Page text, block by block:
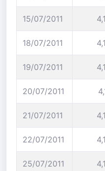
15/07/2011
18/07/2011
19/07/2011
20/07/2011
21/07/2011
22/07/2011
25/07/2011